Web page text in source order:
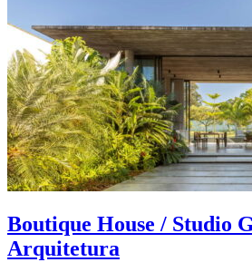
Boutique House / Studio
Arquitetura